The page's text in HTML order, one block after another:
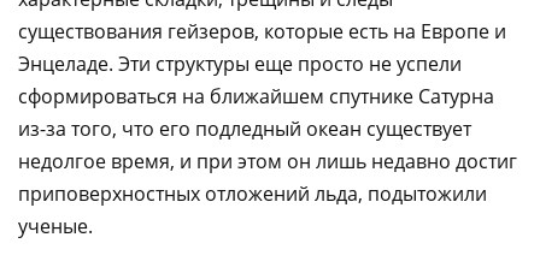
существования гейзеров, которые есть на Европе и
Энцеладе. Эти структуры еще просто не успели
сформироваться на ближайшем спутнике Сатурна
из-за того, что его подледный океан существует
недолгое время, и при этом он лишь недавно достиг
приповерхностных отложений льда, подытожили
ученые.